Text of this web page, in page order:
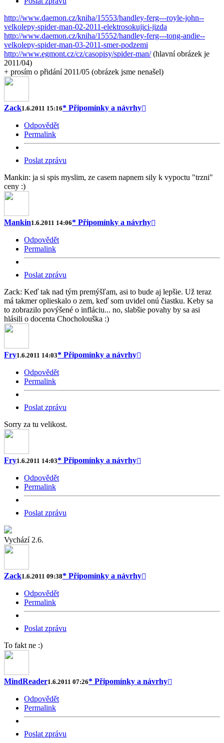
http://www.daemon.cz/kniha/15553/handley-ferg---royle-john--
velkolepy-spider-man-02-2011-elektrosokujici-jizda
http://www.daemon.cz/kniha/15552/handley-ferg---tong-andie--
velkolepy-spider-man-03-2011-smer-podzemi
http://www.egmont.cz/cz/casopisy/spider-man/(hlavní obrázek je
2011/04)
+ prosím o přidání 2011/05 (obrázek jsme nenašel)
Zack1.6.2011 15:16* Připomínky a návrhy
Odpovědět
Permalink
Poslat zprávu
Mankin: ja si spis myslim, ze casem napnem sily k vypoctu "trzni"
ceny :)
Mankin1.6.2011 14:06* Připomínky a návrhy
Odpovědět
Permalink
Poslat zprávu
Zack: Keď tak nad tým premýšľam, asi to bude aj lepšie. Už teraz
má takmer oplieskalo o zem, keď som uvidel onú čiastku. Keby sa
to zobrazilo povýšené o infláciu... no, slabšie povahy by sa asi
hlásili o docenta Chocholouška :)
Fry1.6.2011 14:03* Připomínky a návrhy
Odpovědět
Permalink
Poslat zprávu
Sorry za tu velikost.
Fry1.6.2011 14:03* Připomínky a návrhy
Odpovědět
Permalink
Poslat zprávu
Vychází 2.6.
Zack1.6.2011 09:38* Připomínky a návrhy
Odpovědět
Permalink
Poslat zprávu
To fakt ne :)
MindReader1.6.2011 07:26* Připomínky a návrhy
Odpovědět
Permalink
Poslat zprávu